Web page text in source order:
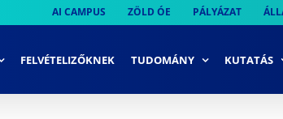
AI CAMPUS ZÖLD ÓE PÁLYÁZAT
FELVÉTELIZŐKNEK TUDOMÁNY KUTATÁS